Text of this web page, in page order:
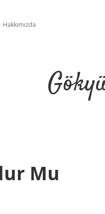
Hakkımızda
Mu